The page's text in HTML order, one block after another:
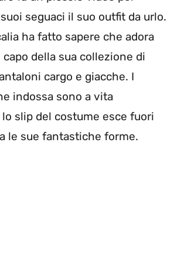
seguaci il suo outfit da urlo.
ha fatto sapere che adora
della sua collezione di
cargo e giacche. I
indossa sono a vita
lo slip del costume esce fuori
le sue fantastiche forme.